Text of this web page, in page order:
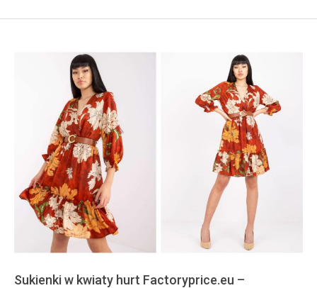
Sukienki w kwiaty hurt Factoryprice.eu –